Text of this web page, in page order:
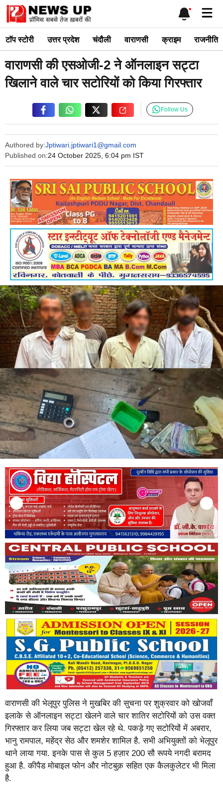
Skip
content
टाॅप स्टोरी उत्तर प्रदेश चंदौली वाराणसी क्राइम राजनीति
वाराणसी की एसओजी-2 ने ऑनलाइन सट्टा
खिलाने वाले चार सटोरियों को किया गिरफ्तार
Authored by:Jptiwari.jptiwari1@gmail.com
Published on:24 October 2025, 6:04 pm IST
Follow Us
वाराणसी की भेलूपुर पुलिस ने मुखबिर की सुचना पर शुक्रवार को खोजवाँ
इलाके से ऑनलाइन सट्टा खेलने वाले चार शातिर सटोरियों को उस वक्त
गिरफ्तार कर लिया जब सट्टा खेल रहे थे. पकड़े गए सटोरियों में अबरार,
भानु रामपाल, महेंद्र सेठ और शमशेर शामिल है. सभी अभियुक्तों को भेलूपुर
थाने लाया गया. इनके पास से कुल 5 हज़ार 200 सौ रूपये नगदी बरामद
हुआ है. कीपैड मोबाइल फोन और नोटबुक़ सहित एक कैलकुलेटर भी मिला
है.